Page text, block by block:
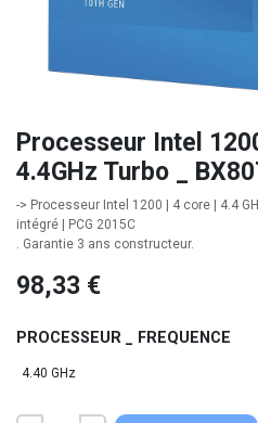
Processeur Intel
4.4GHz Turbo _
-> Processeur Intel 1200 | 4 core | 4.4
intégré | PCG 2015C
. Garantie 3 ans constructeur.
98,33 €
PROCESSEUR _ FREQUENCE